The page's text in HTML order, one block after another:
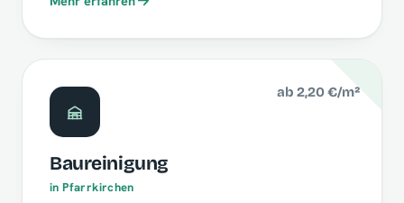
ab 2,20 €/m²
Baureinigung
in Pfarrkirchen